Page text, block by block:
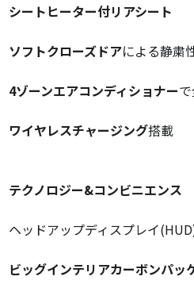
シートヒーター付リアシート
ソフトクローズドアによる静粛
4ゾーンエアコンディショナー
ワイヤレスチャージング搭載
テクノロジー&コンビニエンス
ヘッドアップディスプレイ
ビッグインテリアカーボンパッ